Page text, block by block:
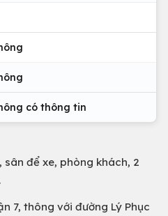
có thông tin
sân để xe, phòng khách, 2
7, thông với đường Lý Phục